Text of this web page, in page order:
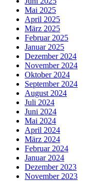
Mai 2025
April 2025
März 2025
Februar 2025
Januar 2025
Dezember 2024
November 2024
Oktober 2024
September 2024
August 2024
Juli 2024
Juni 2024
Mai 2024
April 2024
März 2024
Februar 2024
Januar 2024
Dezember 2023
November 2023